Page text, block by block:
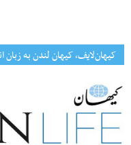
کیهان‌لایف، کیهان لندن به زبان